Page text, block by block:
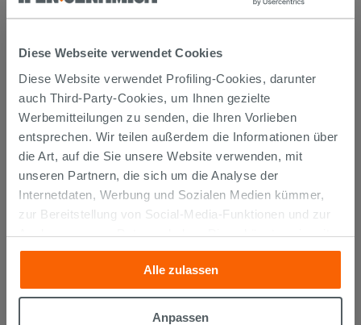
Diese Webseite verwendet Cookies
Diese Website verwendet Profiling-Cookies, darunter
auch Third-Party-Cookies, um Ihnen gezielte
Werbemitteilungen zu senden, die Ihren Vorlieben
entsprechen. Wir teilen außerdem die Informationen über
die Art, auf die Sie unsere Website verwenden, mit
unseren Partnern, die sich um die Analyse der
Internetdaten, Werbung und Sozialen Medien kümmer,
zur Bereitstellung von Social-Media-Funktionen und zur
Analyse unseres Datenverkehrs. Diese könnten sie mit
anderen Informationen, die Sie ihnen geliefert haben oder
die sie aufgrund Ihrer Verwendung ihrer Dienste
gesammelt haben, kombinieren. Falls Sie mehr wissen
möchten oder Ihre Zustimmung zu allen oder einigen
Alle zulassen
Anpassen
Unterlage für Laminat PE Basic
19,99 € /STK.
IN DEN WARENKORB LEGEN